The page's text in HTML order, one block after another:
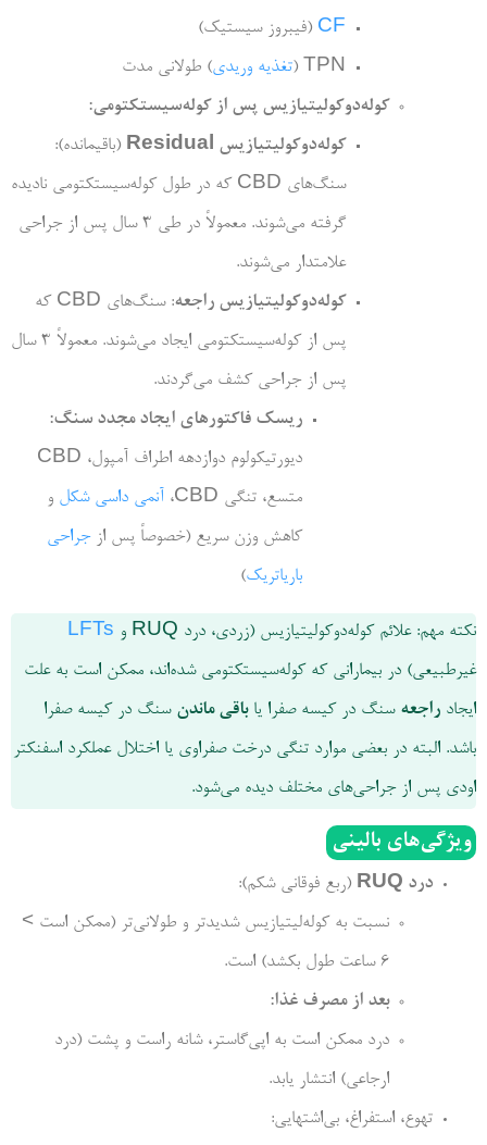
CF (فیبروز سیستیک)
TPN (
تغذیه وریدی) طولانی مدت
کوله‌دوکولیتیازیس پس از کوله‌سیستکتومی:
کوله‌دوکولیتیازیس Residual (باقیمانده):
سنگ‌های CBD که در طول کوله‌سیستکتومی نادیده
گرفته می‌شوند. معمولاً در طی 3 سال پس از جراحی
علامتدار می‌شوند.
کوله‌دوکولیتیازیس راجعه
: سنگ‌های CBD که
پس از کوله‌سیستکتومی ایجاد می‌شوند. معمولاً 3 سال
پس از جراحی کشف می‌گردند.
ریسک فاکتورهای ایجاد مجدد سنگ:
دیورتیکولوم دوازدهه اطراف آمپول، CBD
متسع، تنگی CBD،
آنمی داسی شکل و
کاهش وزن سریع (خصوصاً پس ازجراحی
باریاتریک)
نکته مهم: علائم کوله‌دوکولیتیازیس (زردی، درد RUQ و
LFTs
غیرطبیعی) در بیمارانی که کوله‌سیستکتومی شده‌اند، ممکن است به علت
ایجاد راجعه سنگ در کیسه صفرا یاباقی ماندن سنگ در کیسه صفرا
باشد. البته در بعضی موارد تنگی درخت صفراوی یا اختلال عملکرد اسفنکتر
اودی پس از جراحی‌های مختلف دیده می‌شود.
ویژگی‌های بالینی
درد RUQ (ربع فوقانی شکم):
نسبت به کوله‌لیتیازیس شدیدتر و طولانی‌تر (ممکن است >
6 ساعت طول بکشد) است.
بعد از مصرف غذا:
درد ممکن است به اپی‌گاستر، شانه راست و پشت (درد
ارجاعی) انتشار یابد.
تهوع، استفراغ، بی‌اشتهایی: